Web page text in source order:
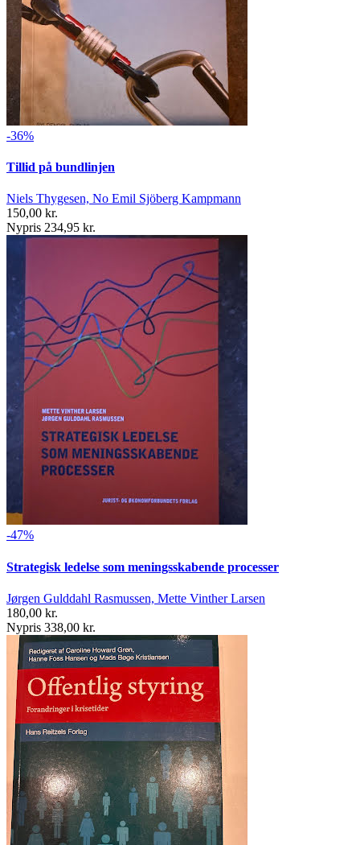
-36%
Tillid på bundlinjen
Niels Thygesen, No Emil Sjöberg Kampmann
150,00 kr.
Nypris 234,95 kr.
-47%
Strategisk ledelse som meningsskabende processer
Jørgen Gulddahl Rasmussen, Mette Vinther Larsen
180,00 kr.
Nypris 338,00 kr.